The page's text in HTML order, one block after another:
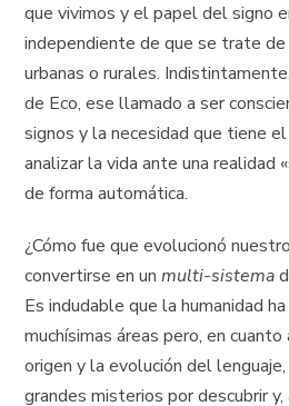
que vivimos y el papel del signo
independiente de que se trate de
urbanas o rurales.
de Eco, ese llamado a ser
signos y la necesidad que tiene
analizar la vida ante una realidad
de forma automática.
¿Cómo fue que evolucionó
convertirse en unmulti-sistema
Es indudable que la humanidad
muchísimas áreas pero, en
origen y la evolución del
grandes misterios por descubrir